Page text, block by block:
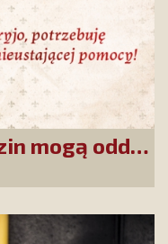
mogą oddać
Matki